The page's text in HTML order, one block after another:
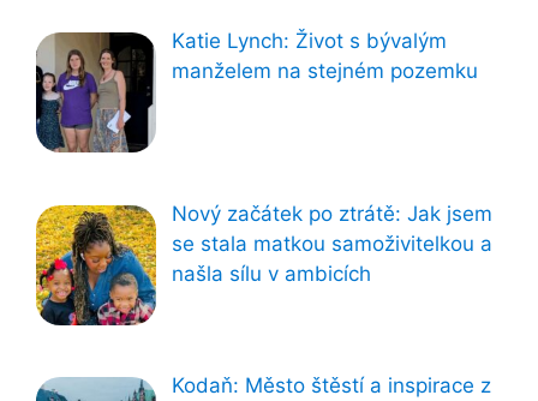
Katie Lynch: Život s bývalým
manželem na stejném pozemku
Nový začátek po ztrátě: Jak jsem
se stala matkou samoživitelkou a
našla sílu v ambicích
Kodaň: Město štěstí a inspirace z